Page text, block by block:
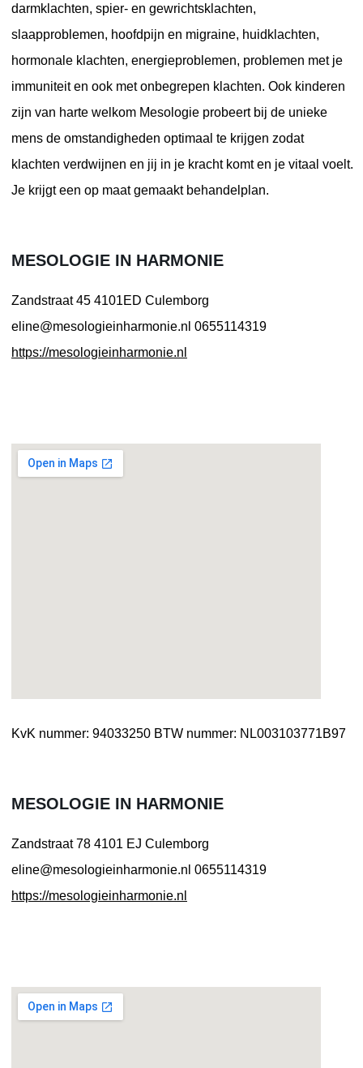
darmklachten, spier- en gewrichtsklachten,
slaapproblemen, hoofdpijn en migraine, huidklachten,
hormonale klachten, energieproblemen, problemen met je
immuniteit en ook met onbegrepen klachten. Ook kinderen
zijn van harte welkom Mesologie probeert bij de unieke
mens de omstandigheden optimaal te krijgen zodat
klachten verdwijnen en jij in je kracht komt en je vitaal voelt.
Je krijgt een op maat gemaakt behandelplan.
MESOLOGIE IN HARMONIE
Zandstraat 45 4101ED Culemborg
eline@mesologieinharmonie.nl 0655114319
https://mesologieinharmonie.nl
KvK nummer: 94033250 BTW nummer: NL003103771B97
MESOLOGIE IN HARMONIE
Zandstraat 78 4101 EJ Culemborg
eline@mesologieinharmonie.nl 0655114319
https://mesologieinharmonie.nl